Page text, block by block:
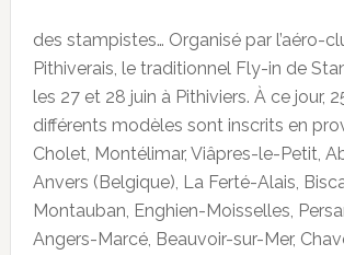
des stampistes… Organisé par l’aéro-
Pithiverais, le traditionnel Fly-in de
les 27 et 28 juin à Pithiviers. À ce jour,
différents modèles sont inscrits en
Cholet, Montélimar, Viâpres-le-Petit,
Anvers (Belgique), La Ferté-Alais,
Montauban, Enghien-Moisselles,
Angers-Marcé, Beauvoir-sur-Mer,